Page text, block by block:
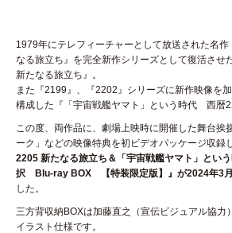
1979年にテレフィーチャーとして放送された名
なる旅立ち』を完全新作シリーズとして復活させ
新たなる旅立ち』。
また『2199』、『2202』シリーズに新作映像を
構成した『「宇宙戦艦ヤマト」という時代 西暦
この度、両作品に、劇場上映時に開催した舞台挨
ーク」などの映像特典を初ビデオパッケージ収録
2205 新たなる旅立ち＆「宇宙戦艦ヤマト」とい
択 Blu-ray BOX 【特装限定版】』が2024年3
した。
三方背収納BOXは加藤直之（宣伝ビジュアル協力
イラスト仕様です。